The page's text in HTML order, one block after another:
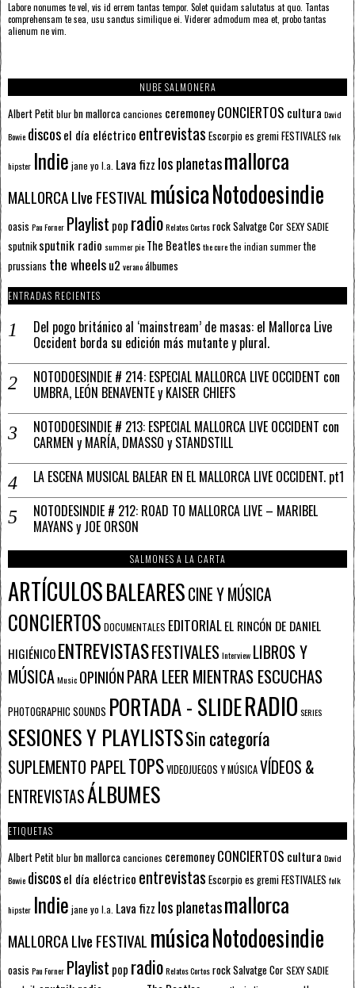
Labore nonumes te vel, vis id errem tantas tempor. Solet quidam salutatus at quo. Tantas
comprehensam te sea, usu sanctus similique ei. Viderer admodum mea et, probo tantas
alienum ne vim.
NUBE SALMONERA
Albert Petitblurbn mallorcacanciones ceremoneyCONCIERTOS cultura David
Bowie discosel día eléctrico entrevistas Escorpioes gremiFESTIVALES folk
hipster Indie jane yo l.a. Lava fizz los planetasmallorca
MALLORCA LIve FESTIVAL músicaNotodoesindie
oasis Pau Forner Playlist pop radioRelatos CortosrockSalvatge CorSEXY SADIE
sputnik sputnik radio summer pie The Beatlesthe curethe indian summerthe
prussians the wheelsu2 veranoálbumes
ENTRADAS RECIENTES
Del pogo británico al ‘mainstream’ de masas: el Mallorca Live
Occident borda su edición más mutante y plural.
NOTODOESINDIE # 214: ESPECIAL MALLORCA LIVE OCCIDENT con
UMBRA, LEÓN BENAVENTE y KAISER CHIEFS
NOTODOESINDIE # 213: ESPECIAL MALLORCA LIVE OCCIDENT con
CARMEN y MARÍA, DMASSO y STANDSTILL
LA ESCENA MUSICAL BALEAR EN EL MALLORCA LIVE OCCIDENT. pt1
NOTODESINDIE # 212: ROAD TO MALLORCA LIVE – MARIBEL
MAYANS y JOE ORSON
SALMONES A LA CARTA
ARTÍCULOSBALEARESCINE Y MÚSICA
CONCIERTOS DOCUMENTALES EDITORIALEL RINCÓN DE DANIEL
HIGIÉNICOENTREVISTASFESTIVALESInterview LIBROS Y
MÚSICAMusic OPINIÓNPARA LEER MIENTRAS ESCUCHAS
PHOTOGRAPHIC SOUNDS PORTADA - SLIDERADIO SERIES
SESIONES Y PLAYLISTSSin categoría
SUPLEMENTO PAPELTOPSVIDEOJUEGOS Y MÚSICAVÍDEOS &
ENTREVISTASÁLBUMES
ETIQUETAS
Albert Petitblurbn mallorcacanciones ceremoneyCONCIERTOS cultura David
Bowie discosel día eléctrico entrevistas Escorpioes gremiFESTIVALES folk
hipster Indie jane yo l.a. Lava fizz los planetasmallorca
MALLORCA LIve FESTIVAL músicaNotodoesindie
oasis Pau Forner Playlist pop radioRelatos CortosrockSalvatge CorSEXY SADIE